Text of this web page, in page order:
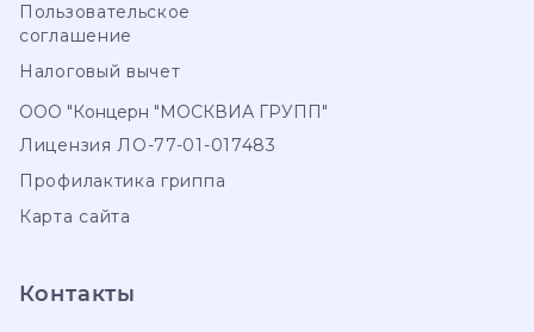
Пользовательское
соглашение
Налоговый вычет
ООО "Концерн "МОСКВИА ГРУПП"
Лицензия ЛО-77-01-017483
Профилактика гриппа
Карта сайта
Контакты